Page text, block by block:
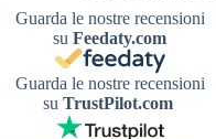
Guarda le nostre recensioni
suFeedaty.com
Guarda le nostre recensioni
su TrustPilot.com